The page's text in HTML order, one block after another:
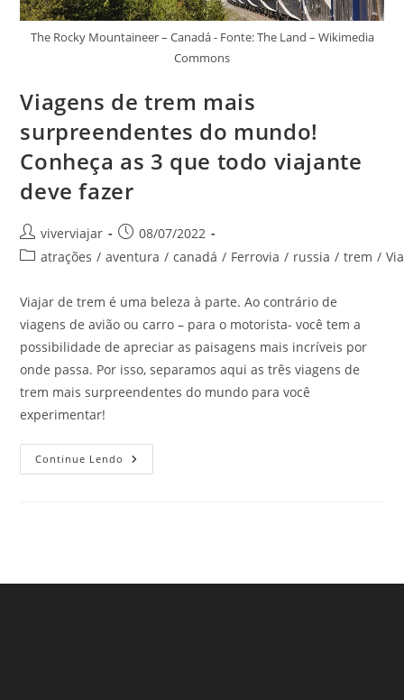
The Rocky Mountaineer – Canadá - Fonte: The Land – Wikimedia
Commons
Viagens de trem mais
surpreendentes do mundo!
Conheça as 3 que todo viajante
deve fazer
Autor
do
viverviajar
Post
publicado:
08/07/2022
Categoria
post:
atrações / aventura / canadá / Ferrovia / russia / trem /
Viajar de trem é uma beleza à parte. Ao contrário de
viagens de avião ou carro – para o motorista- você tem a
possibilidade de apreciar as paisagens mais incríveis por
onde passa. Por isso, separamos aqui as três viagens de
trem mais surpreendentes do mundo para você
experimentar!
Continue Lendo Viagens
De
Que